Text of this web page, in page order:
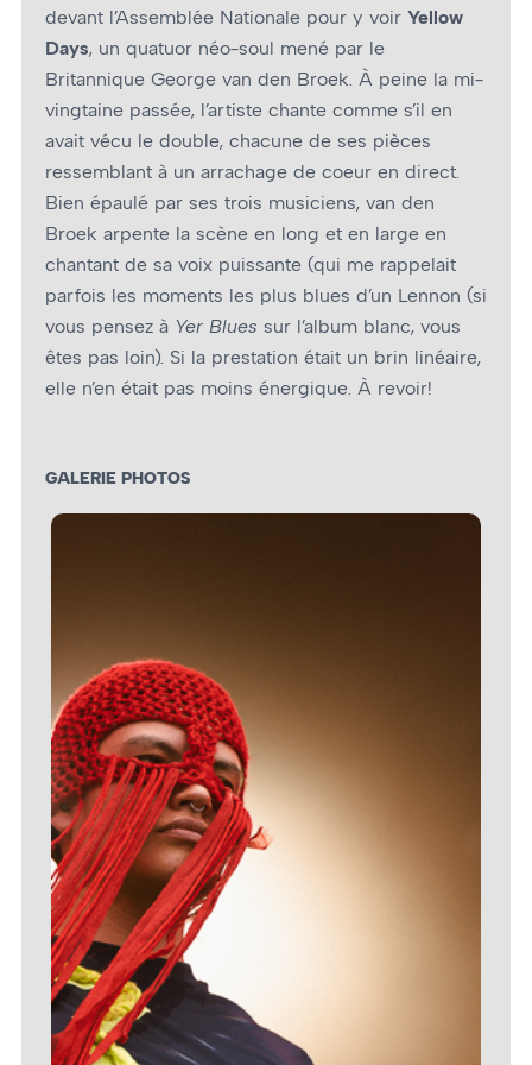
devant l’Assemblée Nationale pour y voir Yellow
Days, un quatuor néo-soul mené par le
Britannique George van den Broek. À peine la mi-
vingtaine passée, l’artiste chante comme s’il en
avait vécu le double, chacune de ses pièces
ressemblant à un arrachage de coeur en direct.
Bien épaulé par ses trois musiciens, van den
Broek arpente la scène en long et en large en
chantant de sa voix puissante (qui me rappelait
parfois les moments les plus blues d’un Lennon (si
vous pensez à Yer Blues sur l’album blanc, vous
êtes pas loin). Si la prestation était un brin linéaire,
elle n’en était pas moins énergique. À revoir!
GALERIE PHOTOS